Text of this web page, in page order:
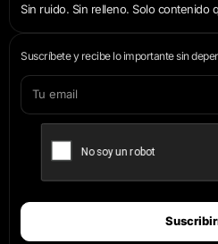
Sin ruido. Sin relleno. Solo contenido
Suscríbete y recibe lo importante sin